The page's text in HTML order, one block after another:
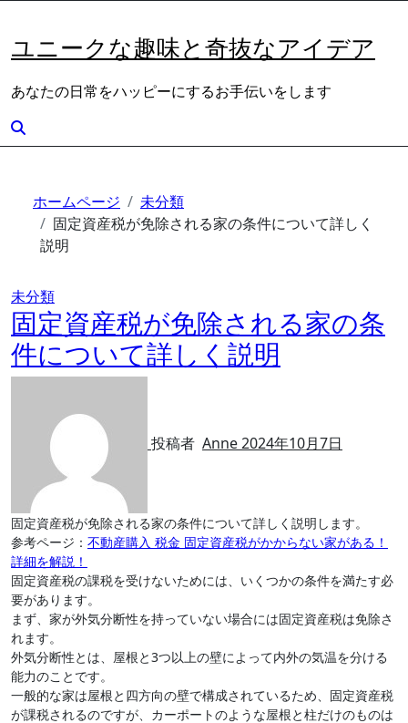
を
キ
ッ
プ
ユニークな趣味と奇抜なアイデア
あなたの日常をハッピーにするお手伝いをします
ホームページ
未分類
固定資産税が免除される家の条件について詳しく
説明
未分類
固定資産税が免除される家の条
件について詳しく説明
投稿者 Anne2024年10月7日
固定資産税が免除される家の条件について詳しく説明します。
参考ページ： 不動産購入 税金 固定資産税がかからない家がある！
詳細を解説！
固定資産税の課税を受けないためには、いくつかの条件を満たす必
要があります。
まず、家が外気分断性を持っていない場合には固定資産税は免除さ
れます。
外気分断性とは、屋根と3つ以上の壁によって内外の気温を分ける
能力のことです。
一般的な家は屋根と四方向の壁で構成されているため、固定資産税
が課税されるのですが、カーポートのような屋根と柱だけのものは